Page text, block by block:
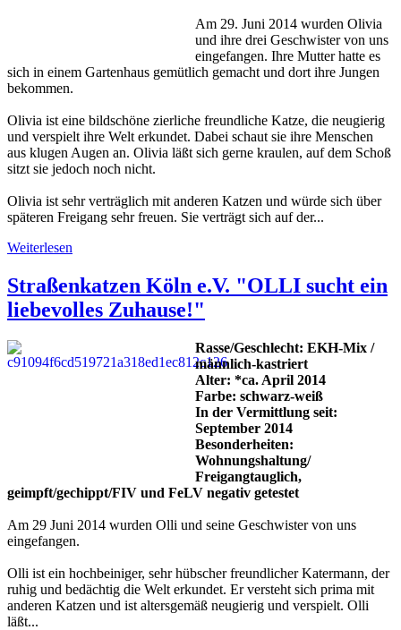
Am 29. Juni 2014 wurden Olivia
und ihre drei Geschwister von uns
eingefangen. Ihre Mutter hatte es
sich in einem Gartenhaus gemütlich gemacht und dort ihre Jungen
bekommen.
Olivia ist eine bildschöne zierliche freundliche Katze, die neugierig
und verspielt ihre Welt erkundet. Dabei schaut sie ihre Menschen
aus klugen Augen an. Olivia läßt sich gerne kraulen, auf dem Schoß
sitzt sie jedoch noch nicht.
Olivia ist sehr verträglich mit anderen Katzen und würde sich über
späteren Freigang sehr freuen. Sie verträgt sich auf der...
Weiterlesen
Straßenkatzen Köln e.V. "OLLI sucht ein
liebevolles Zuhause!"
Rasse/Geschlecht: EKH-Mix /
männlich-kastriert
Alter: *ca. April 2014
Farbe: schwarz-weiß
In der Vermittlung seit:
September 2014
Besonderheiten:
Wohnungshaltung/
Freigangtauglich,
geimpft/gechippt/FIV und FeLV negativ getestet
Am 29 Juni 2014 wurden Olli und seine Geschwister von uns
eingefangen.
Olli ist ein hochbeiniger, sehr hübscher freundlicher Katermann, der
ruhig und bedächtig die Welt erkundet. Er versteht sich prima mit
anderen Katzen und ist altersgemäß neugierig und verspielt. Olli
läßt...